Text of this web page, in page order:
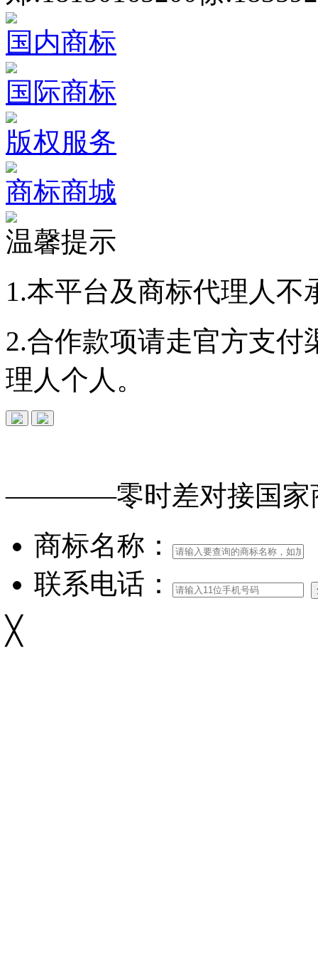
国内商标
国际商标
版权服务
商标商城
温馨提示
1.本平台及商标代理人不
2.合作款项请走官方支
理人个人。
————零时差对接国
商标名称：
联系电话：
╳